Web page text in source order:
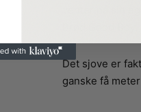
venter på sin
Det sjove er
ganske få